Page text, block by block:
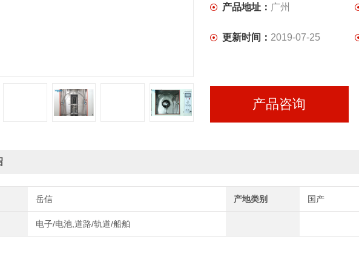
产品地址： 广州
更新时间： 2019-07-25
产品咨询
岳信 产地类别 国产
电子/电池,道路/轨道/船舶